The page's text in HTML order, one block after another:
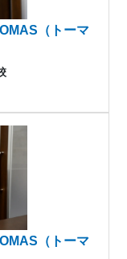
（トーマ
（トーマ